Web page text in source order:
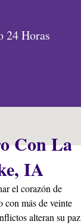
24 Horas
Con La
IA
el corazón de
más de veinte
alteran su paz